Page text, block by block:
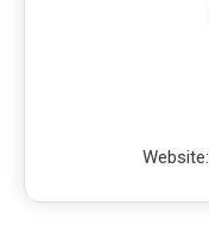
Website: